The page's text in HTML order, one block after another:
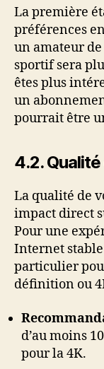
La première
préférences
un amateur
sportif sera
êtes plus
un
pourrait être
4.2.
La qualité de
impact direct
Pour une
Internet
particulier
définition ou
d’au moins
pour la 4K.